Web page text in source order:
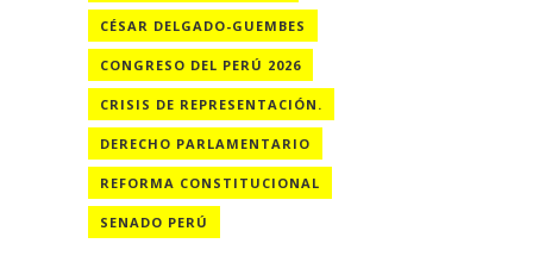
CÉSAR DELGADO-GUEMBES
CONGRESO DEL PERÚ 2026
CRISIS DE REPRESENTACIÓN.
DERECHO PARLAMENTARIO
REFORMA CONSTITUCIONAL
SENADO PERÚ